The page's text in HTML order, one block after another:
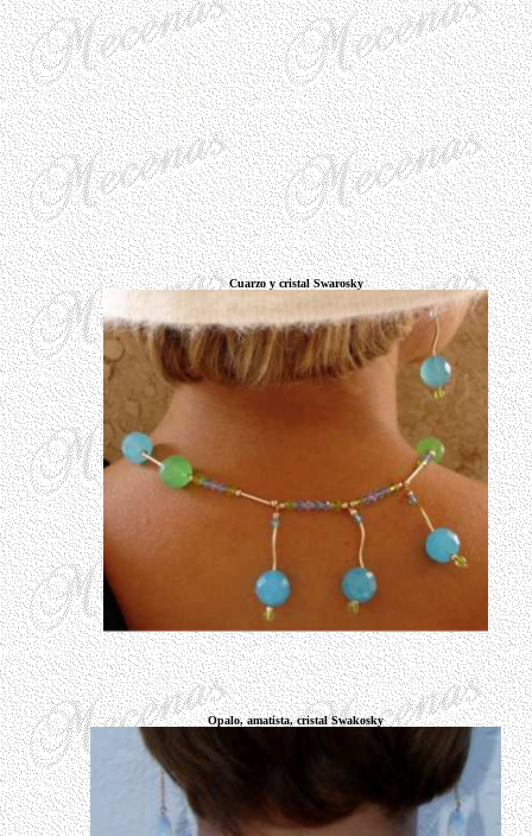
Cuarzo y cristal Swarosky
Opalo, amatista, cristal Swakosky